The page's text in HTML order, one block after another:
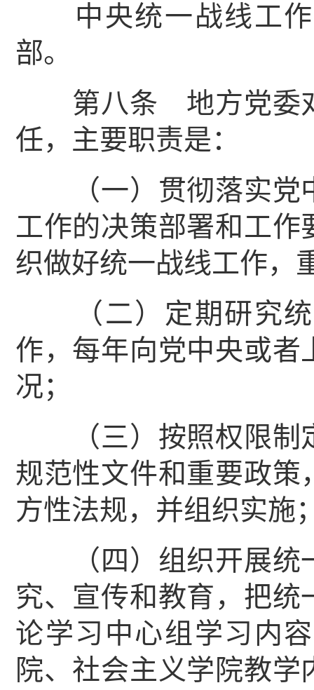
中央统一战线工作
部。
第八条 地方党委对
任，主要职责是：
（一）贯彻落实党
工作的决策部署和工
织做好统一战线工作，
（二）定期研究统
作，每年向党中央或者
况；
（三）按照权限制
规范性文件和重要政策
方性法规，并组织实施
（四）组织开展统
究、宣传和教育，把
论学习中心组学习内
院、社会主义学院教